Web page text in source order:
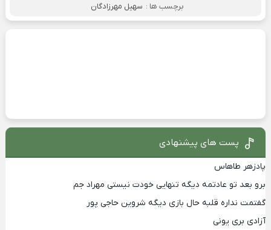
برچسب ها : سهیل مهرزادگان
پست های پیشنهادی
پادزهر طاهاس
برو بعد تو عادتمه دیگه تنهایی خودت نیستی مهراد جم
گفتمت نداره قلبه حال بازی دیگه شروین حاجی پور
آزادی بری یونی